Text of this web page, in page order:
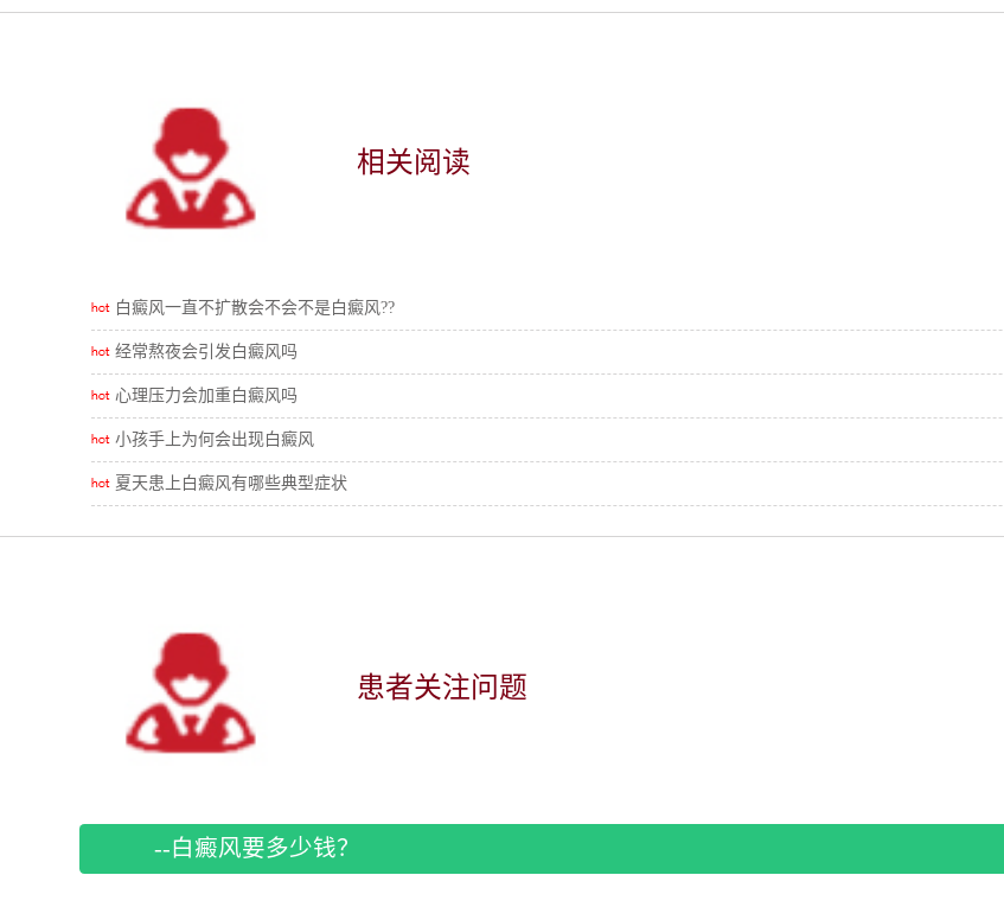
相关阅读
白癜风一直不扩散会不会不是白癜风??
经常熬夜会引发白癜风吗
心理压力会加重白癜风吗
小孩手上为何会出现白癜风
夏天患上白癜风有哪些典型症状
患者关注问题
--白癜风要多少钱？